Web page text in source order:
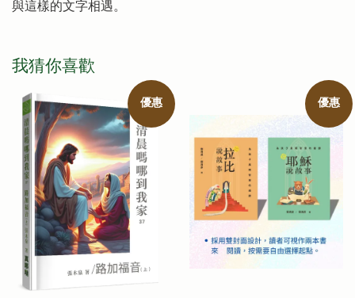
與這樣的文字相遇。
我猜你喜歡
優惠 優惠